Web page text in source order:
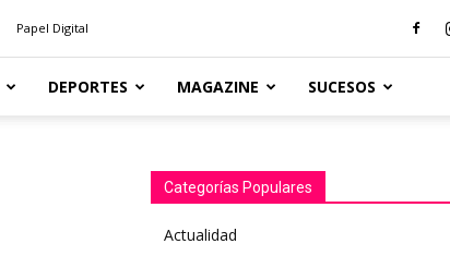
Papel Digital
DEPORTES MAGAZINE SUCESOS
Categorías Populares
Actualidad